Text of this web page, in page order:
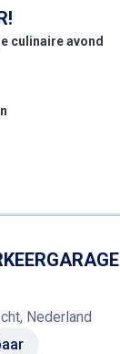
culinaire avond
Nederland